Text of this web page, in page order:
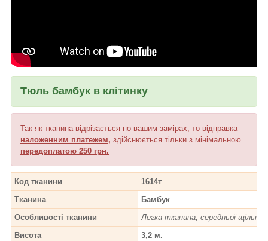
Тюль бамбук в клітинку
Так як тканина відрізається по вашим замірах, то відправка
наложенним платежем, здійснюється тільки з мінімальною
передоплатою 250 грн.
Код тканини
1614т
Тканина
Бамбук
Особливості тканини
Легка тканина, середньої
Висота
3,2 м.